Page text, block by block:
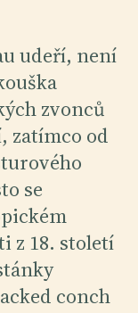
udeří, není
zvonců
zatímco od
se
z 18. století
conch